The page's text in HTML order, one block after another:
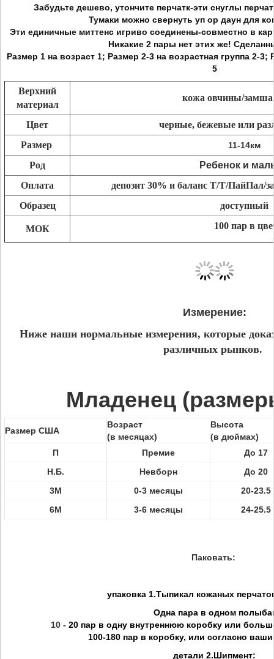
Забудьте дешево, утончите перчатк-эти снуглы
Тумаки можно свернуть уп ор даун для
Эти единичные миттенс игриво соединены-совместно в
Никакие 2 пары нет этих же!
Размер 1 на возраст 1; Размер 2-3 на возрастная группа 2-3;
5
Верхний
материал
кожа овчины/
Цвет
черные, бежевые или
Размер
11-14км
Род
Ребенок и
Оплата
депозит 30% и баланс Т/Т/ПайПал/
Образец
доступный
МОК 100 пар в
Измерение:
Ниже наши нормальные измерения, которые
различных рынков.
Младенец
Размер США
Возраст
(в месяцах)
Высота
(в дюймах)
П
Премие
До 17
Н.Б.
Невборн
До 20
3М
0-3 месяцы
20-23.5
6М
3-6 месяцы 24-25.5
Паковать:
упаковка 1.Тыпикал кожаных
Одна пара в одном
10 - 20 пар в одну внутреннюю коробку или
100-180 пар в коробку, или согласно
детали 2.Шипмент: